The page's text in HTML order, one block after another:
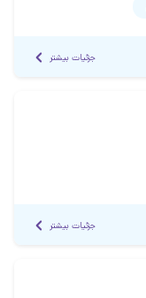
جزئیات بیشتر
جزئیات بیشتر